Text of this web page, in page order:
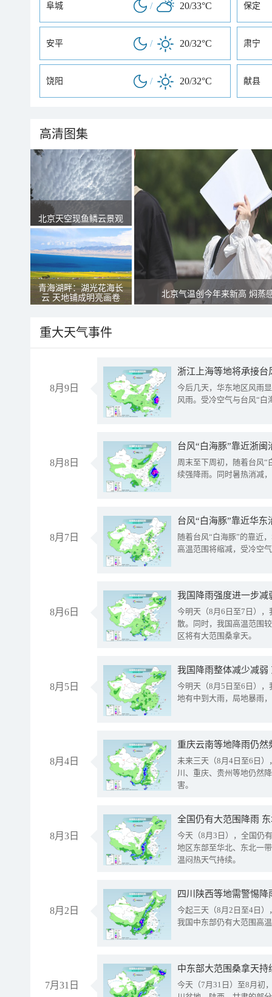
阜城 / 20/33°C 保定
安平 / 20/32°C 肃宁
饶阳 / 20/32°C 献县
高清图集
北京天空现鱼鳞云景观
青海湖畔：湖光花海长
云 天地铺成明亮画卷
北京气温创今年来新高 焖蒸
重大天气事件
8月9日
浙江上海等地将承接台
今后几天，华东地区风雨
风雨。受冷空气与台风“白
8月8日
台风“白海豚”靠近浙
周末至下周初，随着台风“
续强降雨。同时暑热消减
8月7日
台风“白海豚”靠近华
随着台风“白海豚”的靠近
高温范围将缩减，受冷空
8月6日
今明天（8月6日至7日）
散。同时，我国高温范围
区将有大范围桑拿天。
8月5日
我国降雨整体减少减弱
今明天（8月5日至6日）
地有中到大雨，局地暴雨
8月4日
重庆云南等地降雨仍然
未来三天（8月4日至6日
川、重庆、贵州等地仍然
害。
8月3日
全国仍有大范围降雨
今天（8月3日），全国仍
地区东部至华北、东北一
温闷热天气持续。
8月2日
今起三天（8月2日至4日
我国中东部仍有大范围高
7月31日
中东部大范围桑拿天
今天（7月31日）至8月初